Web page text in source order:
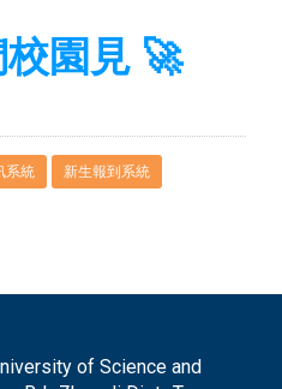
園見 🚀
系統 新生報到系統
of Science and